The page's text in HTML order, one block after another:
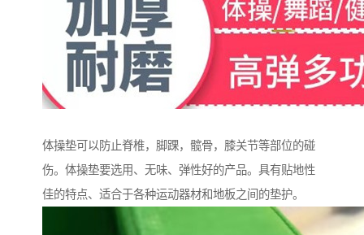
体操垫可以防止脊椎，脚踝，髋骨，膝关节等部位的碰
伤。体操垫要选用、无味、弹性好的产品。具有贴地性
佳的特点、适合于各种运动器材和地板之间的垫护。